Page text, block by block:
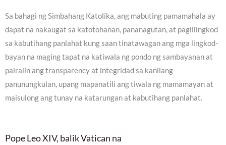
Sa bahagi ng Simbahang Katolika, ang mabuting pamamahala ay
dapat na nakaugat sa katotohanan, pananagutan, at paglilingkod
sa kabutihang panlahat kung saan tinatawagan ang mga lingkod-
bayan na maging tapat na katiwala ng pondo ng sambayanan at
pairalin ang transparency at integridad sa kanilang
panunungkulan, upang mapanatili ang tiwala ng mamamayan at
maisulong ang tunay na katarungan at kabutihang panlahat.
Pope Leo XIV, balik Vatican na